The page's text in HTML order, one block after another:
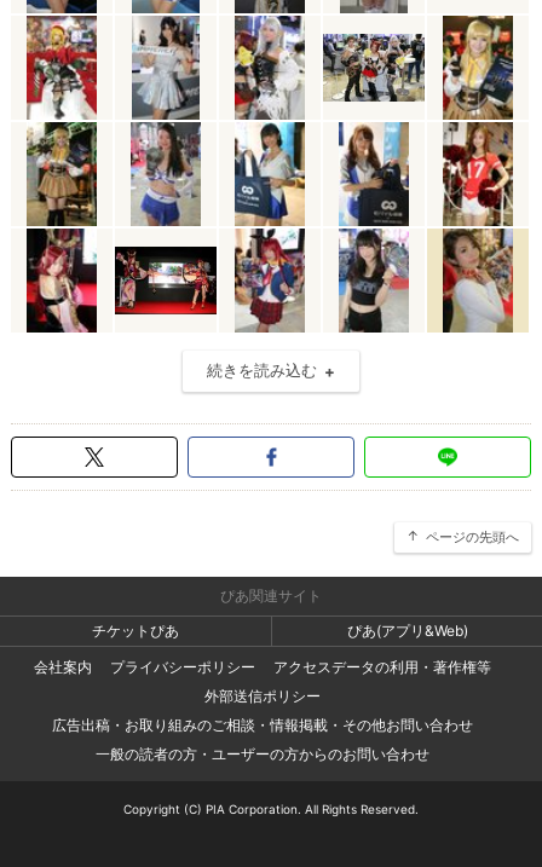
続きを読み込む
ページの先頭へ
ぴあ関連サイト
チケットぴあ
ぴあ(アプリ&Web)
会社案内
プライバシーポリシー
アクセスデータの利用・著作権等
外部送信ポリシー
広告出稿・お取り組みのご相談・情報掲載・その他お問い合わせ
一般の読者の方・ユーザーの方からのお問い合わせ
Copyright (C) PIA Corporation. All Rights Reserved.